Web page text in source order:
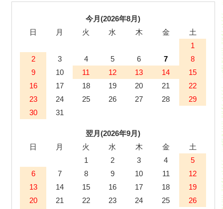
今月(2026年8月)
日
月 火 水 木 金
土
1
2
3 4 5 6 7
8
9
10 11 12 13 14
15
16
17 18 19 20 21
22
23
24 25 26 27 28
29
30
31
翌月(2026年9月)
日
月 火 水 木 金
土
1
2 3 4
5
6
7 8 9 10 11
12
13
14 15 16 17 18
19
20
21 22 23 24 25
26